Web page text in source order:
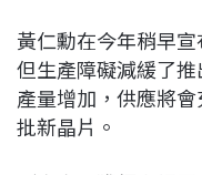
黃仁勳在今年稍早
但生產障礙減緩了
產量增加，供應將
批新晶片。